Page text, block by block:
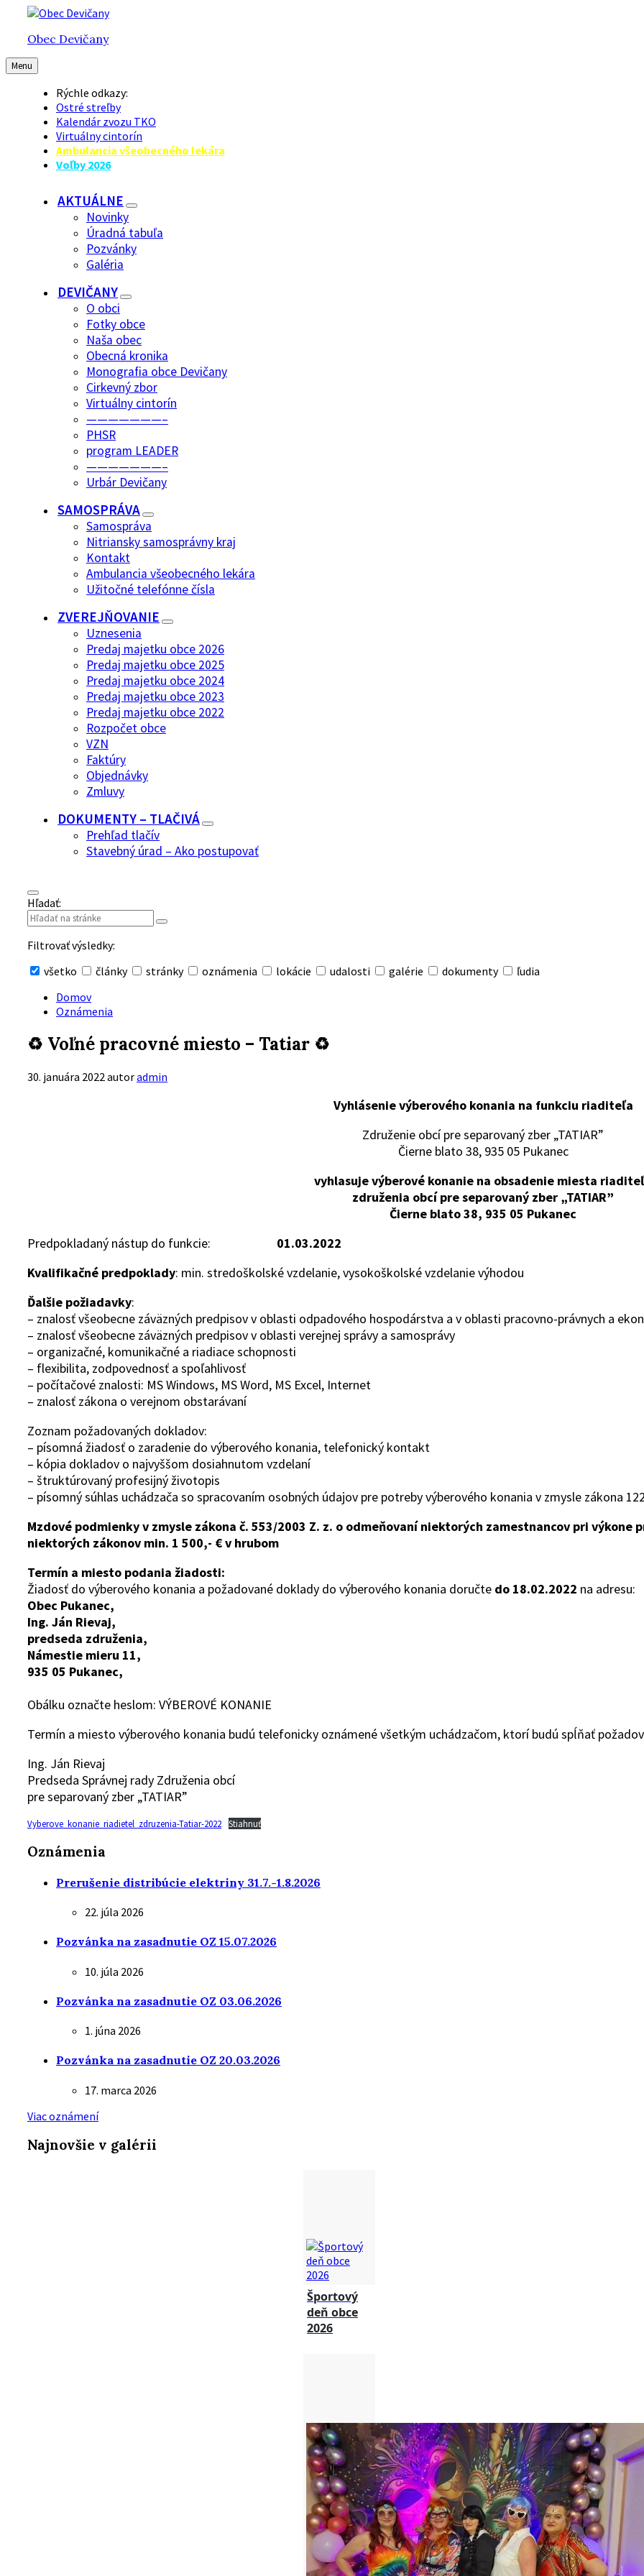
Preskočiť
obsah
Preskočiť
hlavnú
navigáciu
Preskočiť
pätičkuObec Devičany
Menu
Rýchle odkazy:
Ostré streľby
Kalendár zvozu TKO
Virtuálny cintorín
Ambulancia všeobecného lekára
Voľby 2026
AKTUÁLNE
Novinky
Úradná tabuľa
Pozvánky
Galéria
DEVIČANY
O obci
Fotky obce
Naša obec
Obecná kronika
Monografia obce Devičany
Cirkevný zbor
Virtuálny cintorín
———————–
PHSR
program LEADER
———————–
Urbár Devičany
SAMOSPRÁVA
Samospráva
Nitriansky samosprávny kraj
Kontakt
Ambulancia všeobecného lekára
Užitočné telefónne čísla
ZVEREJŇOVANIE
Uznesenia
Predaj majetku obce 2026
Predaj majetku obce 2025
Predaj majetku obce 2024
Predaj majetku obce 2023
Predaj majetku obce 2022
Rozpočet obce
VZN
Faktúry
Objednávky
Zmluvy
DOKUMENTY – TLAČIVÁ
Prehľad tlačív
Stavebný úrad – Ako postupovať
Hľadať:
Filtrovať výsledky:
všetko
články stránky oznámenia lokácie udalosti galérie dokumenty ľudia
vyhľadávanie
Domov
Oznámenia
♻ Voľné pracovné miesto – Tatiar ♻
30. januára 2022autoradmin
Vyhlásenie výberového konania na funkciu riaditeľa
Združenie obcí pre separovaný zber „TATIAR”
Čierne blato 38, 935 05 Pukanec
vyhlasuje výberové konanie na obsadenie miesta
združenia obcí pre separovaný zber „TATIAR”
Čierne blato 38, 935 05 Pukanec
Predpokladaný nástup do funkcie: 01.03.2022
Kvalifikačné predpoklady: min. stredoškolské vzdelanie, vysokoškolské vzdelanie výhodou
Ďalšie požiadavky:
– znalosť všeobecne záväzných predpisov v oblasti odpadového hospodárstva a v oblasti pracovno-právnych a
– znalosť všeobecne záväzných predpisov v oblasti verejnej správy a samosprávy
– organizačné, komunikačné a riadiace schopnosti
– flexibilita, zodpovednosť a spoľahlivosť
– počítačové znalosti: MS Windows, MS Word, MS Excel, Internet
– znalosť zákona o verejnom obstarávaní
Zoznam požadovaných dokladov:
– písomná žiadosť o zaradenie do výberového konania, telefonický kontakt
– kópia dokladov o najvyššom dosiahnutom vzdelaní
– štruktúrovaný profesijný životopis
– písomný súhlas uchádzača so spracovaním osobných údajov pre potreby výberového konania v zmysle zákona
Mzdové podmienky v zmysle zákona č. 553/2003 Z. z. o odmeňovaní niektorých zamestnancov pri výkone
niektorých zákonov min. 1 500,- € v hrubom
Termín a miesto podania žiadosti:
Žiadosť do výberového konania a požadované doklady do výberového konania doručte do 18.02.2022 na adresu:
Obec Pukanec,
Ing. Ján Rievaj,
predseda združenia,
Námestie mieru 11,
935 05 Pukanec,
Obálku označte heslom: VÝBEROVÉ KONANIE
Termín a miesto výberového konania budú telefonicky oznámené všetkým uchádzačom, ktorí budú spĺňať
Ing. Ján Rievaj
Predseda Správnej rady Združenia obcí
pre separovaný zber „TATIAR”
Vyberove_konanie_riadietel_zdruzenia-Tatiar-2022 Stiahnuť
Oznámenia
Prerušenie distribúcie elektriny 31.7.-1.8.2026
22. júla 2026
Pozvánka na zasadnutie OZ 15.07.2026
10. júla 2026
Pozvánka na zasadnutie OZ 03.06.2026
1. júna 2026
Pozvánka na zasadnutie OZ 20.03.2026
17. marca 2026
Viac oznámení
Najnovšie v galérii
Športový
deň obce
2026